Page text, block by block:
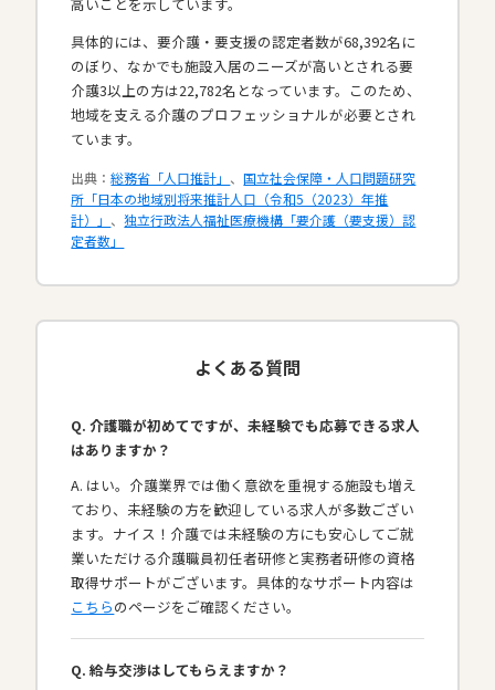
高いことを示しています。
具体的には、要介護・要支援の認定者数が68,392名に
のぼり、なかでも施設入居のニーズが高いとされる要
介護3以上の方は22,782名となっています。このため、
地域を支える介護のプロフェッショナルが必要とされ
ています。​
出典：総務省「人口推計」 、国立社会保障・人口問題研究
所「日本の地域別将来推計人口（令和5（2023）年推
計）」 、独立行政法人福祉医療機構「要介護（要支援）認
定者数」
よくある質問
Q. 介護職が初めてですが、未経験でも応募できる求人
はありますか？
A. はい。介護業界では働く意欲を重視する施設も増え
ており、未経験の方を歓迎している求人が多数ござい
ます。ナイス！介護では未経験の方にも安心してご就
業いただける介護職員初任者研修と実務者研修の資格
取得サポートがございます。具体的なサポート内容は
こちらのページをご確認ください。
Q. 給与交渉はしてもらえますか？